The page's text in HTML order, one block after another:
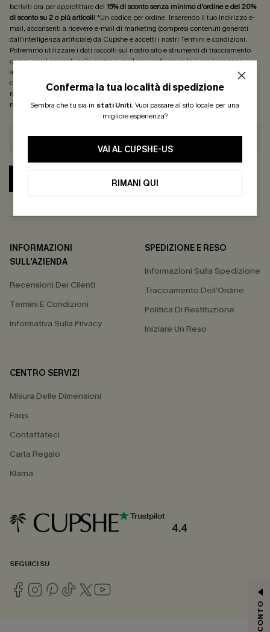
Conferma la tua località di spedizione
Sembra che tu sia in stati Uniti. Vuoi passare al sito locale per una
migliore esperienza?
VAI AL CUPSHE-US
RIMANI QUI
Iscriviti ora per approfittare del 15% di sconto senza minimo d'ordine e del 20%
di sconto su 2 o più articoli! *Un codice per ordine. Inserendo il tuo indirizzo e-
mail, acconsenti a ricevere e-mail di marketing (compresi contenuti generati
dall'intelligenza artificiale) da Cupshe e accetti i nostri Termini e condizioni.
Potremmo utilizzare i dati raccolti sul nostro sito e strumenti di tracciamento
come i pixel presenti nelle nostre e-mail per verificare se le e-mail vengono
aperte, valutare il livello di coinvolgimento, personalizzare contenuti e offerte e
consigliarti prodotti che potrebbero interessarti, il tutto come descritto nella
nostra
Informativa sulla privacy . Puoi annullare l'iscrizione in qualsiasi
momento.
INFORMAZIONI
SULL'AZIENDA
Recensioni Dei Clienti
Termini E Condizioni
Informativa Sulla Privacy
SPEDIZIONE E RESO
Informazioni Sulla Spedizione
Tracciamento Dell'Ordine
Politica Di Restituzione
Iniziare Un Reso
CENTRO SERVIZI
Misura Delle Dimensioni
Faqs
Contattateci
Carta Regalo
Klarna
4.4
SEGUICI SU